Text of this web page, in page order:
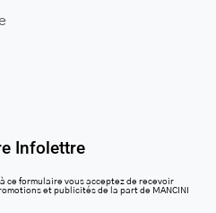
Infolettre
ce formulaire vous acceptez de recevoir
et publicités de la part de MANCINI